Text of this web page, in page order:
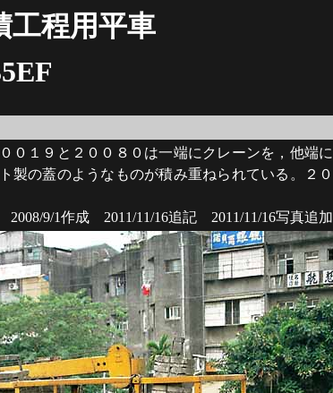
工程用平車
１９と２００８０は一端にクレーンを，他端に
製の蓋のようなものが積み重ねられている。２０
2008/9/1作成 2011/11/16追記 2011/11/16写真追加